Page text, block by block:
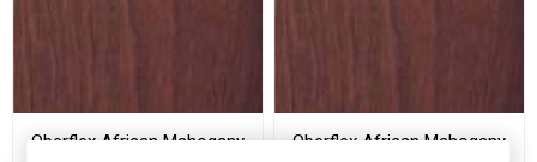
Oberflex African Mahogany
Oberflex African Mahogany